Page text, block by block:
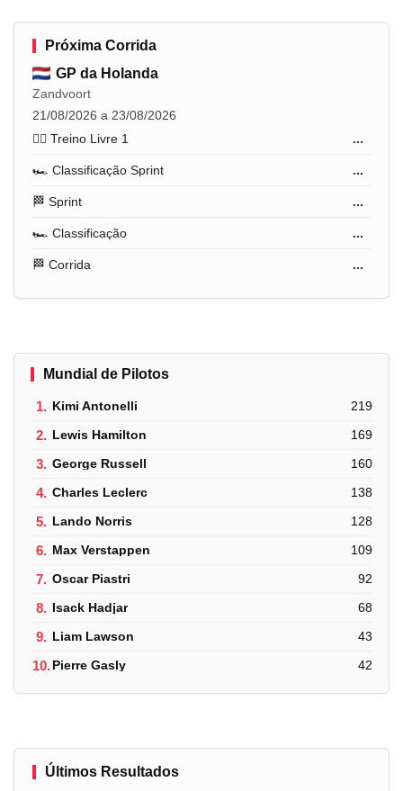
Próxima Corrida
GP da Holanda
Zandvoort
21/08/2026 a 23/08/2026
🏋️‍♂️ Treino Livre 1
...
🏎️ Classificação Sprint ...
🏁 Sprint ...
🏎️ Classificação ...
🏁 Corrida ...
Mundial de Pilotos
1. Kimi Antonelli 219
2. Lewis Hamilton 169
3. George Russell 160
4. Charles Leclerc 138
5. Lando Norris 128
6. Max Verstappen 109
7. Oscar Piastri 92
8. Isack Hadjar 68
9. Liam Lawson 43
10.Pierre Gasly 42
Últimos Resultados